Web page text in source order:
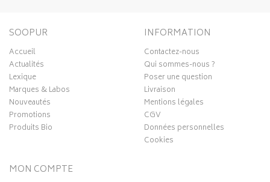
SOOPUR
Accueil
Actualités
Lexique
Marques & Labos
Nouveautés
Promotions
Produits Bio
INFORMATION
Contactez-nous
Qui sommes-nous ?
Poser une question
Livraison
Mentions légales
CGV
Données personnelles
Cookies
MON COMPTE